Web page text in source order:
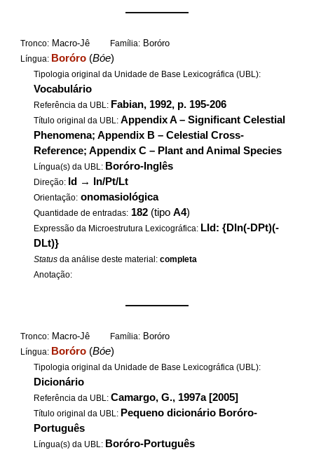
——————
Tronco: Macro-Jê Família: Boróro
Língua: Boróro (Bóe)
Tipologia original da Unidade de Base Lexicográfica (UBL):
Vocabulário
Referência da UBL: Fabian, 1992, p. 195-206
Título original da UBL:Appendix A – Significant Celestial
Phenomena; Appendix B – Celestial Cross-
Reference; Appendix C – Plant and Animal Species
Língua(s) da UBL: Boróro-Inglês
Direção: Id → In/Pt/Lt
Orientação: onomasiológica
Quantidade de entradas: 182 (tipoA4)
Expressão da Microestrutura Lexicográfica: LId: {DIn(-DPt)(-
DLt)}
Status da análise deste material:completa
Anotação:
——————
Tronco: Macro-Jê Família: Boróro
Língua: Boróro (Bóe)
Tipologia original da Unidade de Base Lexicográfica (UBL):
Dicionário
Referência da UBL:Camargo, G., 1997a [2005]
Título original da UBL: Pequeno dicionário Boróro-
Português
Língua(s) da UBL: Boróro-Português